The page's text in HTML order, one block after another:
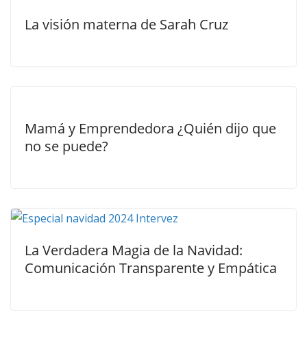
La visión materna de Sarah Cruz
Mamá y Emprendedora ¿Quién dijo que
no se puede?
La Verdadera Magia de la Navidad:
Comunicación Transparente y Empática